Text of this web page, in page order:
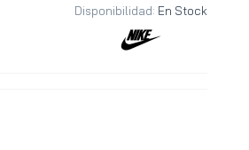
Disponibilidad: En Stock